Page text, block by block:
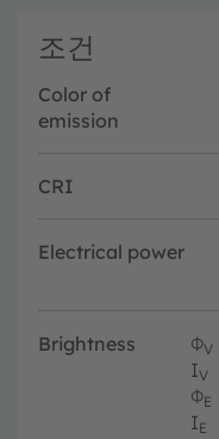
조건
Color of
emission
CRI
Electrical power
Brightness ΦV
IV
ΦE
IE